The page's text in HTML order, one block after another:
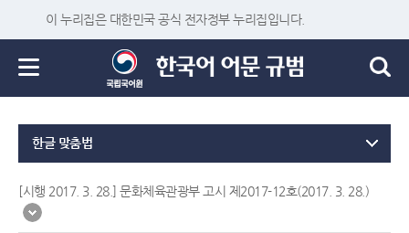
이 누리집은 대한민국 공식 전자정부 누리집입니다.
한글 맞춤법
[시행 2017. 3. 28.] 문화체육관광부 고시 제2017-12호(2017. 3. 28.)